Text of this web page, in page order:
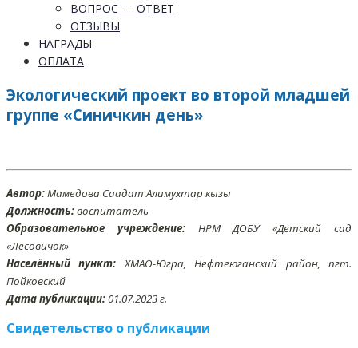
ВОПРОС — ОТВЕТ
ОТЗЫВЫ
НАГРАДЫ
ОПЛАТА
Экологический проект во второй младшей
группе «Синичкин день»
Автор:Мамедова Саадат Алимухтар кызы
Должность:воспитатель
Образовательное учреждение:НРМ ДОБУ «Детский сад
«Лесовичок»
Населённый пункт: ХМАО-Югра, Нефтеюганский район, пгт.
Пойковский
Дата публикации:01.07.2023 г.
Свидетельство о публикации